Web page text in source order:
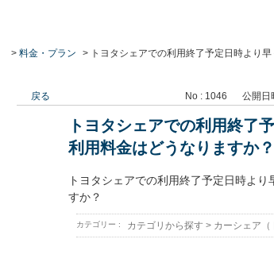
> 料金・プラン > トヨタシェアでの利用終了予定日時より
戻る No : 1046 公開日
トヨタシェアでの利用終了
利用料金はどうなりますか？
トヨタシェアでの利用終了予定日時よ
すか？
カテゴリー : カテゴリから探す > カーシェア（